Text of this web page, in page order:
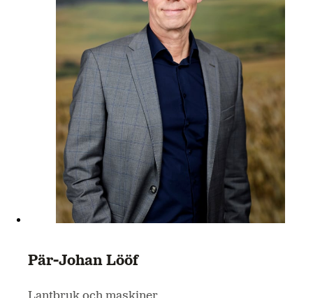
Pär-Johan Lööf